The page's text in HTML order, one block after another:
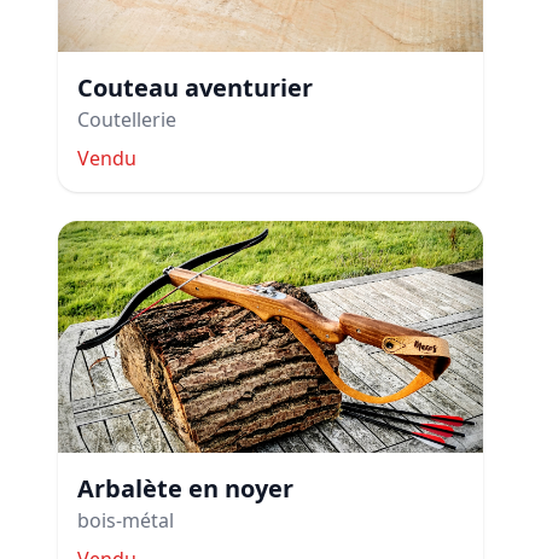
Couteau aventurier
Coutellerie
Vendu
Arbalète en noyer
bois-métal